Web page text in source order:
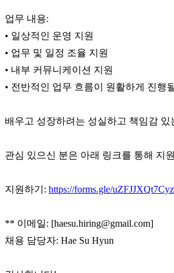
안
마
러
브
약
국
주
야
성
아
탑-
릴
리
지
업무 내용:
• 일상적인 운영 지원
• 업무 및 일정 조율 지원
• 내부 커뮤니케이션 지원
• 전반적인 업무 흐름이 원활하게 진행
배우고 성장하려는 성실하고 책임감
관심 있으신 분은 아래 링크를 통해 지
지원하기: https://forms.gle/
** 이메일: [haesu.hiring@gmail.com]
채용 담당자: Hae Su Hyun